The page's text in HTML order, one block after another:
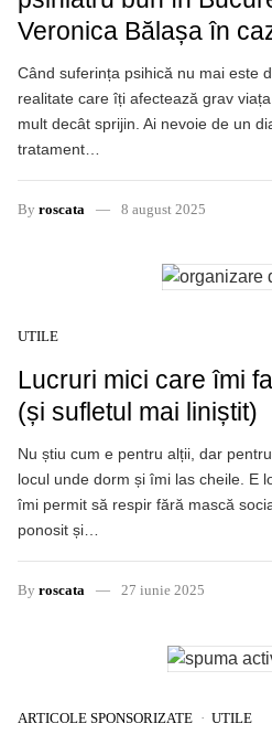
Veronica Bălașa în
Când suferința psihică nu mai este
realitate care îți afectează grav
mult decât sprijin. Ai nevoie de un
tratament…
By roscata 8 august 2025
UTILE
Lucruri mici care îmi
(și sufletul mai liniștit)
Nu știu cum e pentru alții, dar
locul unde dorm și îmi las cheile. E
îmi permit să respir fără mască
ponosit și…
By roscata 27 iunie 2025
ARTICOLE SPONSORIZATE UTILE